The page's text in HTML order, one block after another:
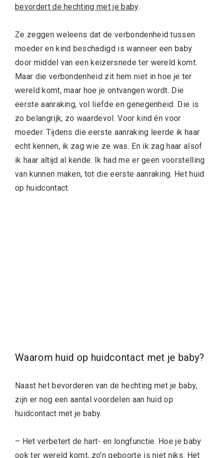
bevordert de hechting met je baby.
Ze zeggen weleens dat de verbondenheid tussen
moeder en kind beschadigd is wanneer een baby
door middel van een keizersnede ter wereld komt.
Maar die verbondenheid zit hem niet in hoe je ter
wereld komt, maar hoe je ontvangen wordt. Die
eerste aanraking, vol liefde en genegenheid. Die is
zo belangrijk, zo waardevol. Voor kind én voor
moeder. Tijdens die eerste aanraking leerde ik haar
echt kennen, ik zag wie ze was. En ik zag haar alsof
ik haar altijd al kende. Ik had me er geen voorstelling
van kunnen maken, tot die eerste aanraking. Het huid
op huidcontact.
Waarom huid op huidcontact met je baby?
Naast het bevorderen van de hechting met je baby,
zijn er nog een aantal voordelen aan huid op
huidcontact met je baby.
– Het verbetert de hart- en longfunctie. Hoe je baby
ook ter wereld komt, zo’n geboorte is niet niks. Het